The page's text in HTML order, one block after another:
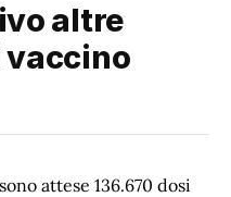
altre
vaccino
attese 136.670 dosi